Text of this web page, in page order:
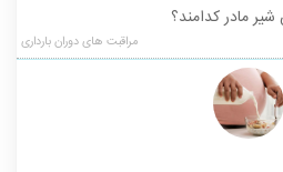
مادر کدامند؟
مراقبت های دوران بارداری